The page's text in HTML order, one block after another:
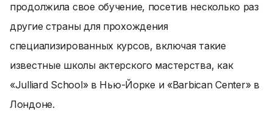
продолжила свое обучение, посетив несколько раз
другие страны для прохождения
специализированных курсов, включая такие
известные школы актерского мастерства, как
«Julliard School» в Нью-Йорке и «Barbican Center» в
Лондоне.